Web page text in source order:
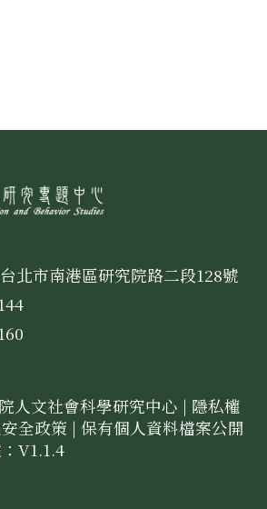
北市南港區研究院路二段128號
人文社會科學研究中心 | 隱私權
全政策 | 保有個人資料檔案公開
V1.1.4